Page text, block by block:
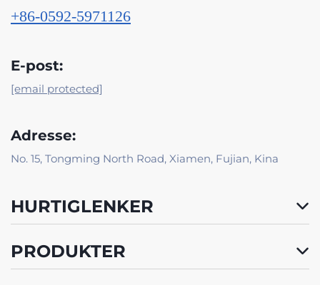
+86-0592-5971126
E-post:
[email protected]
Adresse:
No. 15, Tongming North Road, Xiamen, Fujian, Kina
HURTIGLENKER
PRODUKTER